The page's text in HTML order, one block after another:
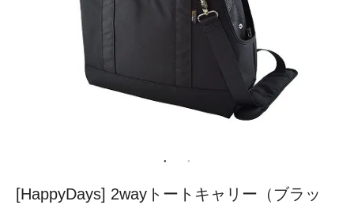
[HappyDays] 2wayトートキャリー（ブラッ